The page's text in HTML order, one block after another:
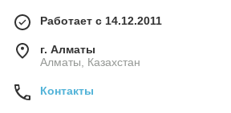
Работает с 14.12.2011
г. Алматы
Алматы, Казахстан
Контакты